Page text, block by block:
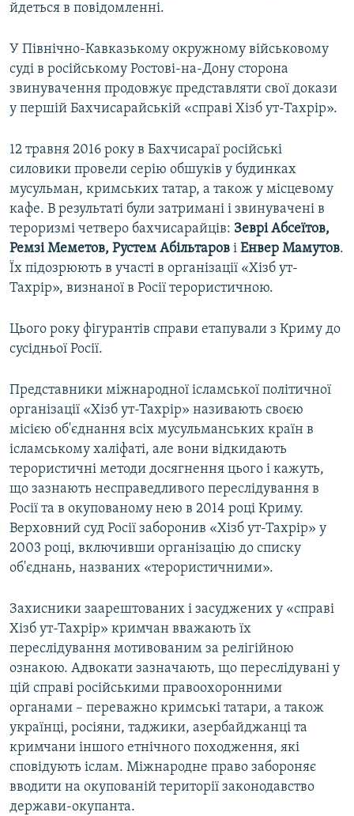
йдеться в повідомленні.
У Північно-Кавказькому окружному військовому
суді в російському Ростові-на-Дону сторона
звинувачення продовжує представляти свої докази
у першій Бахчисарайській «справі Хізб ут-Тахрір».
12 травня 2016 року в Бахчисараї російські
силовики провели серію обшуків у будинках
мусульман, кримських татар, а також у місцевому
кафе. В результаті були затримані і звинувачені в
тероризмі четверо бахчисарайців: Зеврі Абсеїтов,
Ремзі Меметов, Рустем Абільтаров і Енвер Мамутов.
Їх підозрюють в участі в організації «Хізб ут-
Тахрір», визнаної в Росії терористичною.
Цього року фігурантів справи етапували з Криму до
сусідньої Росії.
Представники міжнародної ісламської політичної
організації «Хізб ут-Тахрір» називають своєю
місією об'єднання всіх мусульманських країн в
ісламському халіфаті, але вони відкидають
терористичні методи досягнення цього і кажуть,
що зазнають несправедливого переслідування в
Росії та в окупованому нею в 2014 році Криму.
Верховний суд Росії заборонив «Хізб ут-Тахрір» у
2003 році, включивши організацію до списку
об'єднань, названих «терористичними».
Захисники заарештованих і засуджених у «справі
Хізб ут-Тахрір» кримчан вважають їх
переслідування мотивованим за релігійною
ознакою. Адвокати зазначають, що переслідувані у
цій справі російськими правоохоронними
органами – переважно кримські татари, а також
українці, росіяни, таджики, азербайджанці та
кримчани іншого етнічного походження, які
сповідують іслам. Міжнародне право забороняє
вводити на окупованій території законодавство
держави-окупанта.